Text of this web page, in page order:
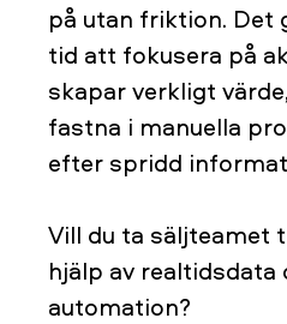
på utan friktion. Det
tid att fokusera på
skapar verkligt
fastna i manuella
efter spridd
Vill du ta säljteamet
hjälp av realtidsdata
automation?